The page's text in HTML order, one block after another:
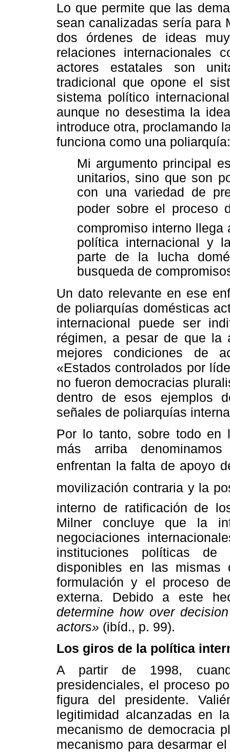
Lo que permite que las
sean canalizadas sería para
dos órdenes de ideas
relaciones internacionales
actores estatales son
tradicional que opone el
sistema político
aunque no desestima la
introduce otra, proclamando
funciona como una poliarquía:
Mi argumento principal
unitarios, sino que son
con una variedad de
poder sobre el proceso
compromiso interno
política internacional y
parte de la lucha
busqueda de
Un dato relevante en ese
de poliarquías domésticas
internacional puede ser
régimen, a pesar de que la
mejores condiciones de
«Estados controlados por
no fueron democracias
dentro de esos ejemplos
señales de poliarquías
Por lo tanto, sobre todo en
más arriba
enfrentan la falta de apoyo
movilización contraria y la
interno de ratificación de
Milner concluye que la
negociaciones
instituciones políticas
disponibles en las mismas
formulación y el proceso
externa. Debido a este
determine how over
actors» (ibíd., p. 99).
Los giros de la política
A partir de 1998,
presidenciales, el proceso
figura del presidente.
legitimidad alcanzadas en
mecanismo de democracia
mecanismo para desarmar